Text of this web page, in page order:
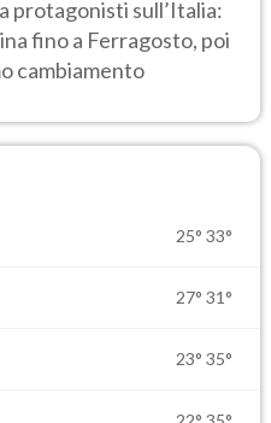
protagonisti sull’Italia:
fino a Ferragosto, poi
cambiamento
25° 33°
27° 31°
23° 35°